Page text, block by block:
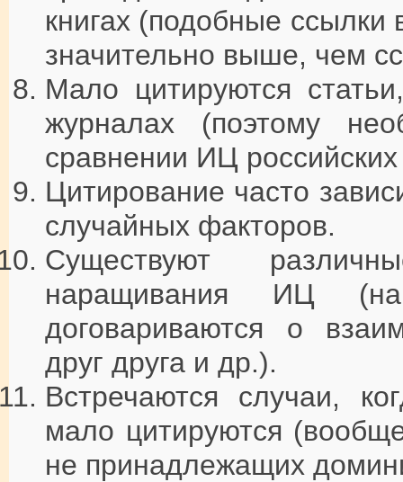
книгах (подобные ссылки
значительно выше, чем
Мало цитируются
журналах (поэтому
сравнении ИЦ
Цитирование часто
случайных факторов.
Существуют
наращивания ИЦ
договариваются о
друг друга и др.).
Встречаются случаи,
мало цитируются
не принадлежащих